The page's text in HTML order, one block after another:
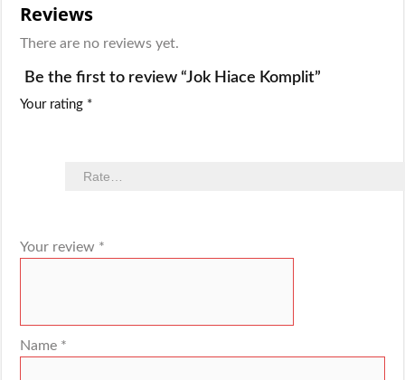
Reviews
There are no reviews yet.
Be the first to review “Jok Hiace Komplit”
Your rating *
Your review *
Name *